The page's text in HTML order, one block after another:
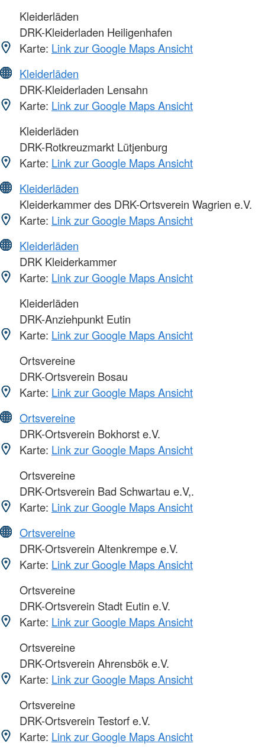
Kleiderläden
DRK-Kleiderladen Heiligenhafen
Karte: Link zur Google Maps Ansicht
Kleiderläden
DRK-Kleiderladen Lensahn
Karte: Link zur Google Maps Ansicht
Kleiderläden
DRK-Rotkreuzmarkt Lütjenburg
Karte: Link zur Google Maps Ansicht
Kleiderläden
Kleiderkammer des DRK-Ortsverein Wagrien e.V.
Karte: Link zur Google Maps Ansicht
Kleiderläden
DRK Kleiderkammer
Karte: Link zur Google Maps Ansicht
Kleiderläden
DRK-Anziehpunkt Eutin
Karte: Link zur Google Maps Ansicht
Ortsvereine
DRK-Ortsverein Bosau
Karte: Link zur Google Maps Ansicht
Ortsvereine
DRK-Ortsverein Bokhorst e.V.
Karte: Link zur Google Maps Ansicht
Ortsvereine
DRK-Ortsverein Bad Schwartau e.V,.
Karte: Link zur Google Maps Ansicht
Ortsvereine
DRK-Ortsverein Altenkrempe e.V.
Karte: Link zur Google Maps Ansicht
Ortsvereine
DRK-Ortsverein Stadt Eutin e.V.
Karte: Link zur Google Maps Ansicht
Ortsvereine
DRK-Ortsverein Ahrensbök e.V.
Karte: Link zur Google Maps Ansicht
Ortsvereine
DRK-Ortsverein Testorf e.V.
Karte: Link zur Google Maps Ansicht